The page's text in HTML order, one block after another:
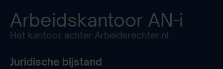
Arbeidskantoor AN-i
Het kantoor achter Arbeidsrechter.nl
Juridische bijstand